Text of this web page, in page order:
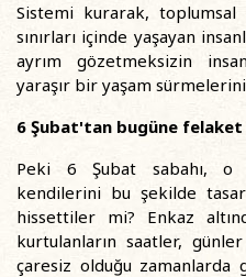
Sistemi kurarak, toplumsal
sınırları içinde yaşayan
ayrım gözetmeksizin
yaraşır bir yaşam sürmelerini
6 Şubat'tan bugüne felaket
Peki 6 Şubat sabahı, o
kendilerini bu şekilde
hissettiler mi? Enkaz
kurtulanların saatler,
çaresiz olduğu